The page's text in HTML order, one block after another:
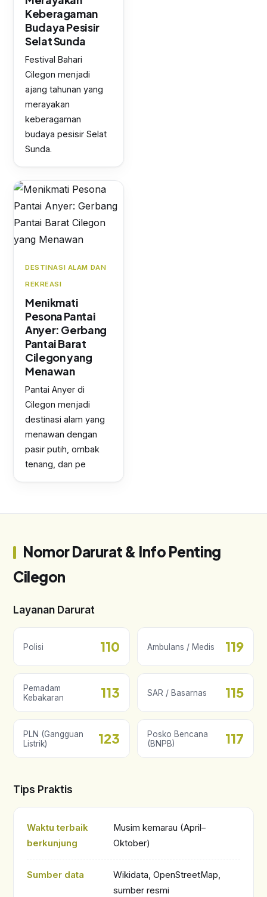
Keberagaman
Budaya Pesisir
Selat Sunda
Festival Bahari
Cilegon menjadi
ajang tahunan yang
merayakan
keberagaman
budaya pesisir Selat
Sunda.
DESTINASI ALAM DAN
REKREASI
Menikmati
Pesona Pantai
Anyer: Gerbang
Pantai Barat
Cilegon yang
Menawan
Pantai Anyer di
Cilegon menjadi
destinasi alam yang
menawan dengan
pasir putih, ombak
tenang, dan pe
Nomor Darurat & Info Penting
Cilegon
Layanan Darurat
Polisi 110 Ambulans / Medis 119
Pemadam
Kebakaran
113 SAR / Basarnas 115
PLN (Gangguan
Listrik)
123
Posko Bencana
(BNPB)
117
Tips Praktis
Waktu terbaik
berkunjung
Musim kemarau (April–
Oktober)
Sumber data
Wikidata, OpenStreetMap,
sumber resmi